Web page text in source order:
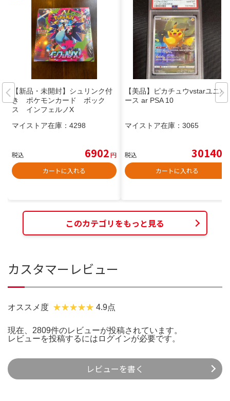
【新品・未開封】シュリンク付
き ポケモンカード ボック
ス インフェルノX
マイストア在庫： 4298
税込 6902円
カートに入れる
【美品】ピカチュウvstarユニバ
ース ar PSA 10
マイストア在庫： 3065
税込 30140
カートに入れる
このカテゴリをもっと見る
カスタマーレビュー
オススメ度 4.9点
現在、2809件のレビューが投稿されています。
レビューを投稿するには ログインが必要です。
レビューを書く